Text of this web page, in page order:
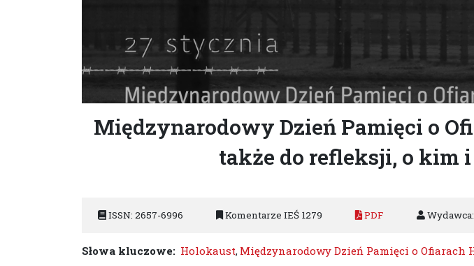
Międzynarodowy Dzień Pamięci o
także do refleksji, o kim
ISSN: 2657-6996 Komentarze IEŚ 1279 PDF
Słowa kluczowe: Holokaust, Międzynarodowy Dzień Pamięci o Ofiarach